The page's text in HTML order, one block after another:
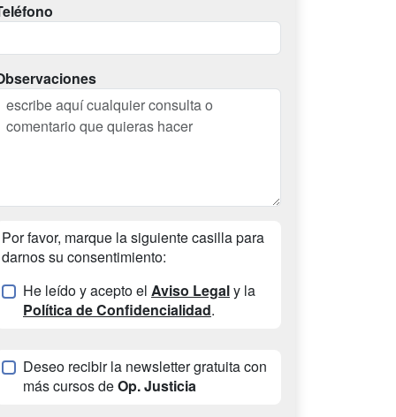
Por favor, marque la siguiente casilla para
darnos su consentimiento:
He leído y acepto el Aviso Legaly la
Política de Confidencialidad.
Deseo recibir la newsletter gratuita con
más cursos deOp. Justicia